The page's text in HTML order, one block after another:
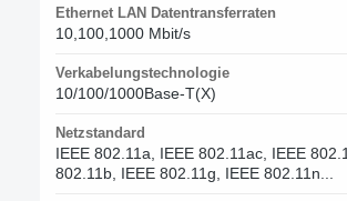
Ethernet LAN Datentransferraten
10,100,1000 Mbit/s
Verkabelungstechnologie
10/100/1000Base-T(X)
Netzstandard
IEEE 802.11a, IEEE 802.11ac, IEEE
802.11b, IEEE 802.11g, IEEE 802.11n...